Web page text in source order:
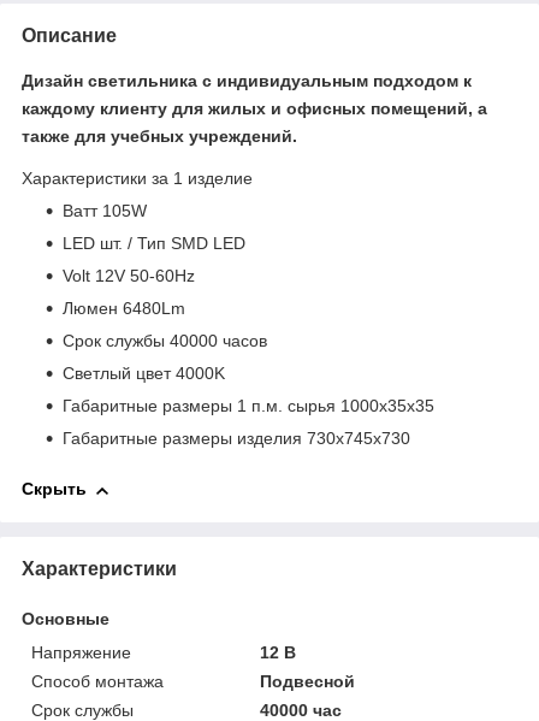
Описание
Дизайн светильника с индивидуальным подходом к
каждому клиенту для жилых и офисных помещений, а
также для учебных учреждений.
Характеристики за 1 изделие
Bатт 105W
LED шт. / Тип SMD LED
Volt 12V 50-60Hz
Люмен 6480Lm
Срок службы 40000 часов
Светлый цвет 4000K
Габаритные размеры 1 п.м. сырья 1000х35х35
Габаритные размеры изделия 730х745х730
Скрыть
Характеристики
Основные
Напряжение
12 В
Способ монтажа
Подвесной
Срок службы
40000 час